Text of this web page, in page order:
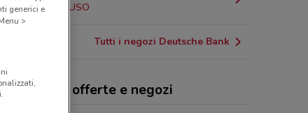
6.2 km
CHIUSO
Tutti i negozi Deutsche Bank
Bank, offerte e negozi
generici e
>